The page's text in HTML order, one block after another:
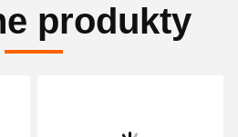
produkty